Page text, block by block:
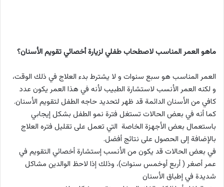
ماهو العمر المناسب لاصطحاب طفلي لزيارة أخصائي تقويم الأسنان؟
العمر المناسب هو سبع سنوات و لا يشترط بدء العلاج في ذلك الوقت،
و لكنه العمر الأنسب لاستشارة الطبيب لأنه في هذا العمر يكون عدد
كافي من الأسنان الدائمة قد ظهر لتحديد حاجه الطفل لتقويم الأسنان.
كما أنه في بعض الحالات تستغل فترة نمو الطفل بشكل إيجابي
باستعمال بعض الأجهزة الخاصة التي تعمل على تقليل فتره العلاج
بالإضافة إلى الحصول على نتائج أفضل.
في بعض الحالات قد يكون من الأنسب إستشارة أخصائي التقويم في
عمر أصغر ( أربع أوخمس سنوات)، وذلك إذا لاحظ الوالدين مشاكل
شديدة في إطباق الأسنان